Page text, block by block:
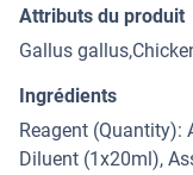
Attributs du produit
Gallus
Ingrédients
Reagent (Quantity):
Diluent (1x20ml),